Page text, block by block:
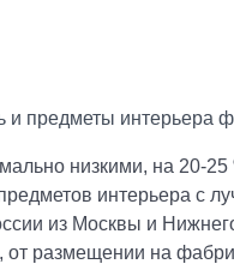
и предметы интерьера
низкими, на 20-
интерьера с
из Москвы и
размещении на